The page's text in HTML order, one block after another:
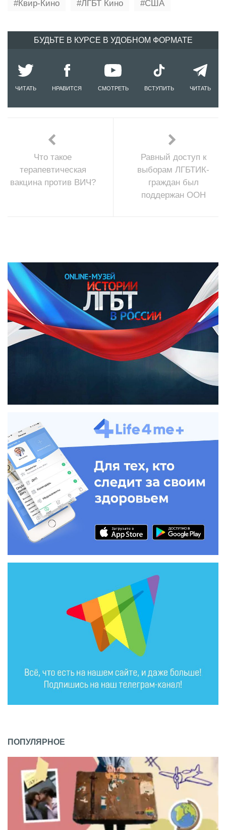
Квир-Кино
ЛГБТ Кино США
БУДЬТЕ В КУРСЕ В УДОБНОМ ФОРМАТЕ
ЧИТАТЬ НРАВИТСЯ СМОТРЕТЬ ВСТУПИТЬ ЧИТАТЬ
Что такое
терапевтическая
вакцина против ВИЧ?
Равный доступ к
выборам ЛГБТИК-
граждан был
поддержан ООН
ПОПУЛЯРНОЕ